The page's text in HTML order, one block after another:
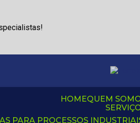
HOME QUEM
PARA PROCESSOS